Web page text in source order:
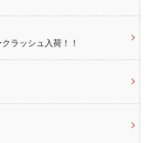
ラッシュ入荷！！